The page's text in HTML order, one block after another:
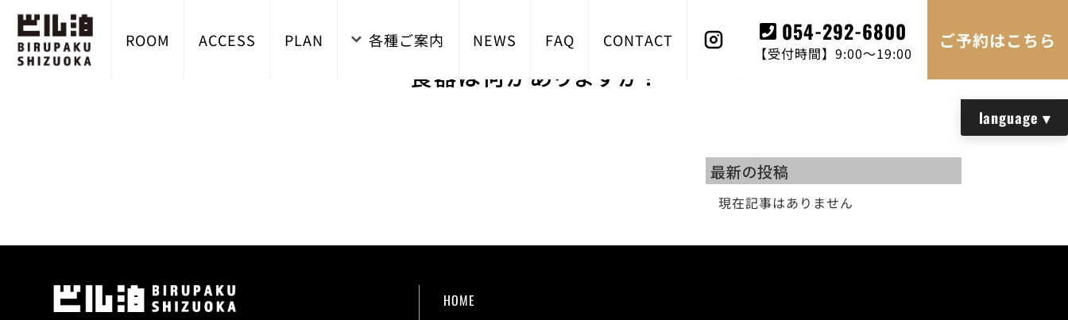
ROOM ACCESS PLAN 各種ご案内 NEWS FAQ CONTACT 054-292-6800
【受付時間】9:00～19:00
ご予約はこちら
食器は何がありますか？
最新の投稿
現在記事はありません
HOME